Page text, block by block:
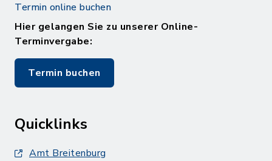
Termin online buchen
Hier gelangen Sie zu unserer Online-
Terminvergabe:
Termin buchen
Quicklinks
Amt Breitenburg